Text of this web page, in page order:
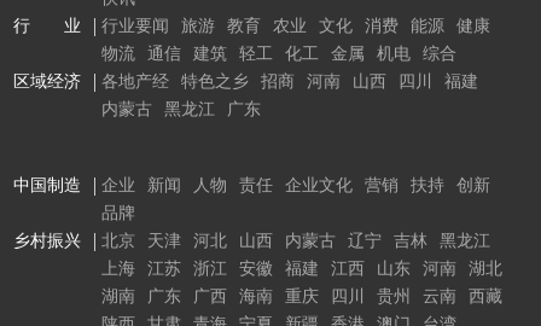
行 业
行业要闻 旅游 教育 农业 文化 消费 能源
健康
物流
通信 建筑 轻工 化工 金属 机电
综合
区域经济
各地产经 特色之乡 招商 河南 山西 四川
福建
内蒙古
黑龙江 广东
中国制造 企业 新闻 人物 责任 企业文化 营销 扶持
创新
品牌
乡村振兴
北京 天津 河北 山西 内蒙古 辽宁 吉林
黑龙江
上海
江苏 浙江 安徽 福建 江西 山东 河南
湖北
湖南
广东 广西 海南 重庆 四川 贵州 云南
西藏